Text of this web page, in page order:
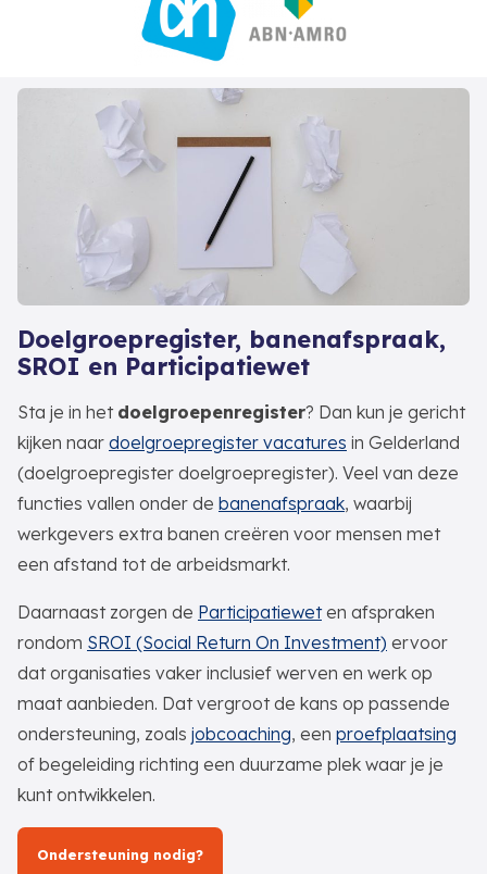
Doelgroepregister, banenafspraak,
SROI en Participatiewet
Sta je in het doelgroepenregister? Dan kun je gericht
kijken naar doelgroepregister vacatures in Gelderland
(doelgroepregister doelgroepregister). Veel van deze
functies vallen onder de banenafspraak, waarbij
werkgevers extra banen creëren voor mensen met
een afstand tot de arbeidsmarkt.
Daarnaast zorgen de Participatieweten afspraken
rondom SROI (Social Return On Investment) ervoor
dat organisaties vaker inclusief werven en werk op
maat aanbieden. Dat vergroot de kans op passende
ondersteuning, zoals jobcoaching, een proefplaatsing
of begeleiding richting een duurzame plek waar je je
kunt ontwikkelen.
Ondersteuning nodig?